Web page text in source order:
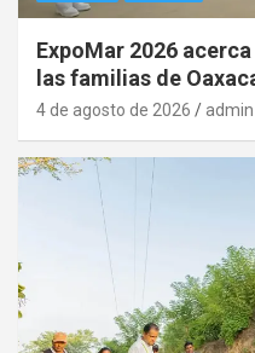
ExpoMar 2026
las familias de
4 de agosto de 2026 admin